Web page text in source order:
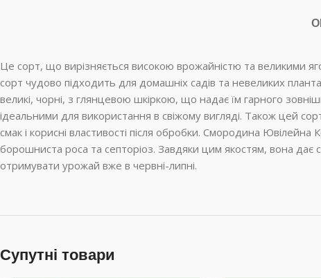
Це сорт, що вирізняється високою врожайністю та великими
сорт чудово підходить для домашніх садів та невеликих
великі, чорні, з глянцевою шкіркою, що надає їм гарного
ідеальними для використання в свіжому вигляді. Також цей
смак і корисні властивості після обробки. Смородина
борошниста роса та септоріоз. Завдяки цим якостям, вона
отримувати урожай вже в червні-липні.
Супутні товари